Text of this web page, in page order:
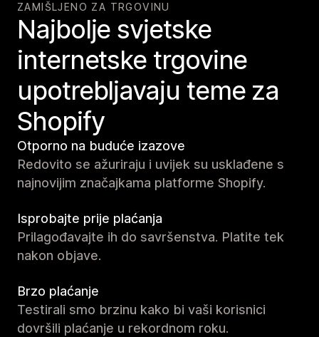
ZAMIŠLJENO ZA TRGOVINU
Najbolje svjetske
internetske trgovine
upotrebljavaju teme za
Shopify
Otporno na buduće izazove
Redovito se ažuriraju i uvijek su usklađene s
najnovijim značajkama platforme Shopify.
Isprobajte prije plaćanja
Prilagođavajte ih do savršenstva. Platite tek
nakon objave.
Brzo plaćanje
Testirali smo brzinu kako bi vaši korisnici
dovršili plaćanje u rekordnom roku.